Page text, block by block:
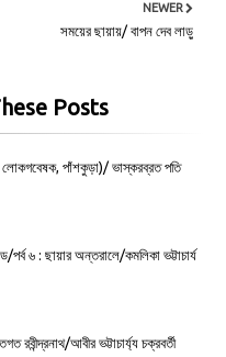
NEWER
সময়ের ছায়ায়/ বাপন দেব লাড়ু
Posts
লোকগবেষক, পাঁশকুড়া)/ ভাস্করব্রত পতি
৬ : ছায়ার অন্তরালে/কমলিকা ভট্টাচার্য
রবীন্দ্রনাথ/আবীর ভট্টাচার্য্য চক্রবর্তী